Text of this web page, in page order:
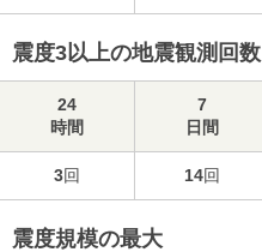
震度3以上の地震観測回数
24
時間
7
日間
3回 14回
震度規模の最大